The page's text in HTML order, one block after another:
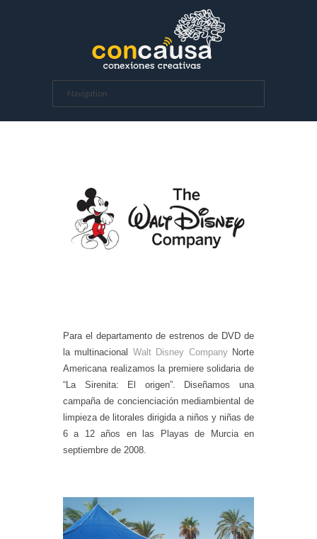
Para el departamento de estrenos de DVD de
la multinacional Walt Disney CompanyNorte
Americana realizamos la premiere solidaria de
“La Sirenita: El origen”. Diseñamos una
campaña de concienciación mediambiental de
limpieza de litorales dirigida a niños y niñas de
6 a 12 años en las Playas de Murcia en
septiembre de 2008.